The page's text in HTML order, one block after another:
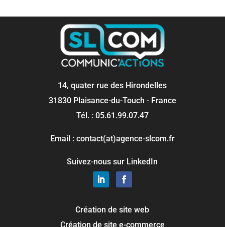
14, quater rue des Hirondelles
31830 Plaisance-du-Touch - France
Tél. : 05.61.99.07.47
Email : contact(at)agence-slcom.fr
Suivez-nous sur LinkedIn
Création de site web
Création de site e-commerce